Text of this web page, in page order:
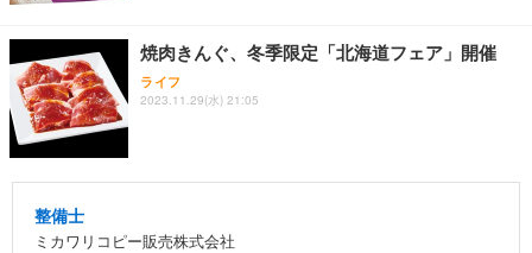
焼肉きんぐ、冬季限定「北海道フェア」開催
ライフ
2023.11.29(水) 21:05
整備士
ミカワリコピー販売株式会社